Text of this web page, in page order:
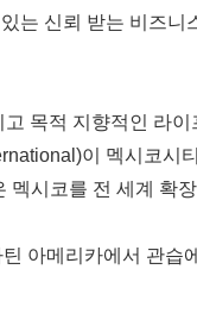
있는 신뢰 받는 비즈니
고 목적 지향적인 라이
이 멕시코시티
시코를 전 세계 확
아메리카에서 관습